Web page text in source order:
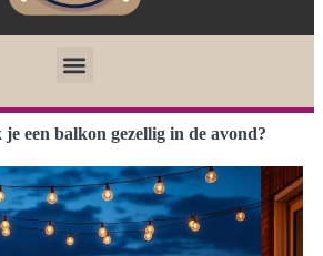
een balkon gezellig in de avond?